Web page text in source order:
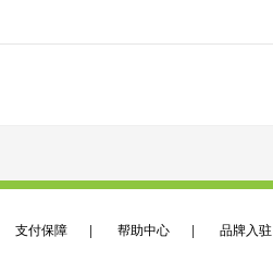
支付保障 帮助中心 品牌入驻